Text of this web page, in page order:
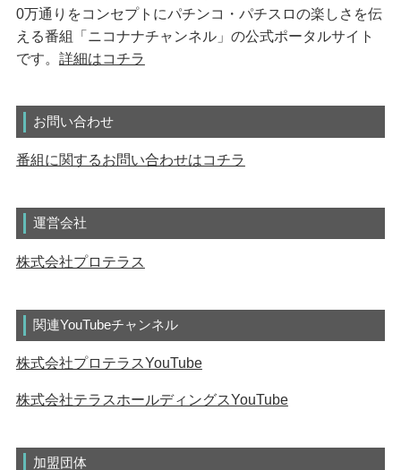
0万通りをコンセプトにパチンコ・パチスロの楽しさを伝
える番組「ニコナナチャンネル」の公式ポータルサイト
です。 詳細はコチラ
お問い合わせ
番組に関するお問い合わせはコチラ
運営会社
株式会社プロテラス
関連YouTubeチャンネル
株式会社プロテラスYouTube
株式会社テラスホールディングスYouTube
加盟団体